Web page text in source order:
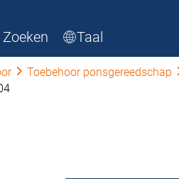
Zoeken Taal
Toebehoor ponsgereedschap